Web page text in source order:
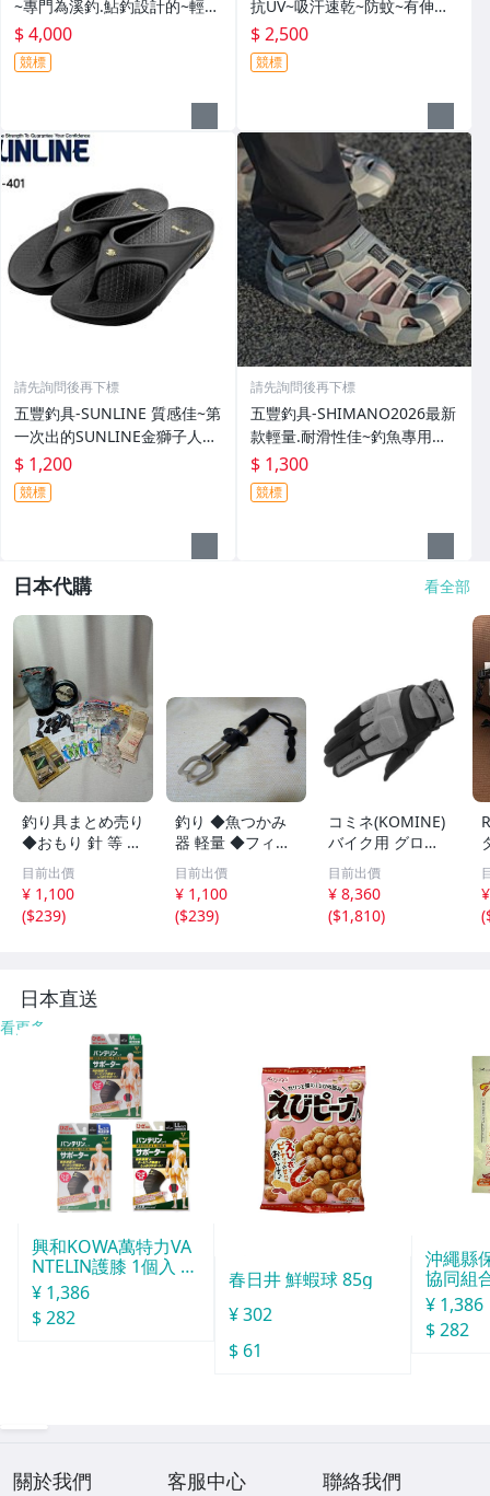
~專門為溪釣.鮎釣設計的~輕
便.薄的短版防水雨衣DR-3926J
外套特價4000元
$ 4,000
競標
抗UV~吸汗速乾~防蚊~有伸縮
彈性付帽防曬外套 GM-3547
特價2000元
$ 2,500
競標
請先詢問後再下標
五豐釣具-SUNLINE 質感佳~第
一次出的SUNLINE金獅子人字
夾腳拖鞋SUS-401特價1200元
$ 1,200
競標
請先詢問後再下標
五豐釣具-SHIMANO2026最新
款輕量.耐滑性佳~釣魚專用布
希涼鞋 FS-091I特價1300元
$ 1,300
競標
日本代購 看全部
釣り具まとめ売り
◆おもり 針 等 釣
り 海釣り 川釣り
目前出價
¥ 1,100
($239)
釣り ◆魚つかみ
器 軽量 ◆フィッ
シュグリップ 防
錆性 フィッシュ
グリッパー コン
パクト 魚掴み器
目前出價
¥ 1,100
($239)
コミネ(KOMINE)
バイク用 グロー
ブ GK-2273 アー
バンメッシュグロ
ーブ Grey Black
Lya
目前出價
¥ 8,360
($1,810)
(
日本直送
看更多
興和KOWA萬特力VA
NTELIN護膝 1個入 L
號
¥ 1,386
$ 282
春日井 鮮蝦球 85g
¥ 302
$ 61
沖繩縣
協同組
球酒豪
6包入
¥ 1,386
$ 282
關於我們 客服中心 聯絡我們